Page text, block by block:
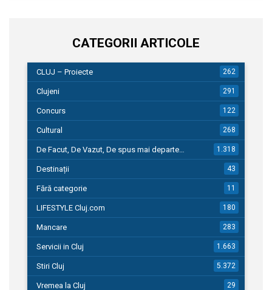
CATEGORII ARTICOLE
CLUJ – Proiecte 262
Clujeni 291
Concurs 122
Cultural 268
De Facut, De Vazut, De spus mai departe… 1.318
Destinații 43
Fără categorie 11
LIFESTYLE Cluj.com 180
Mancare 283
Servicii in Cluj 1.663
Stiri Cluj 5.372
Vremea la Cluj 29